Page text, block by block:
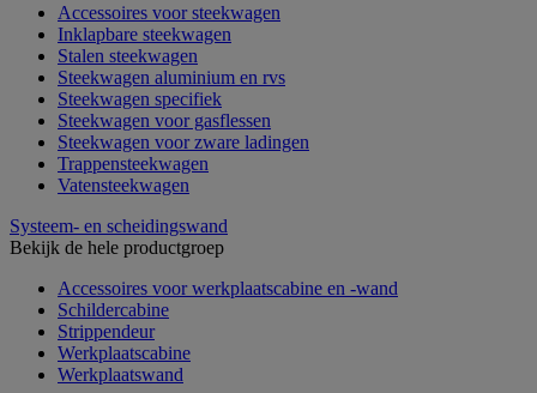
Accessoires voor steekwagen
Inklapbare steekwagen
Stalen steekwagen
Steekwagen aluminium en rvs
Steekwagen specifiek
Steekwagen voor gasflessen
Steekwagen voor zware ladingen
Trappensteekwagen
Vatensteekwagen
Systeem- en scheidingswand
Bekijk de hele productgroep
Accessoires voor werkplaatscabine en -wand
Schildercabine
Strippendeur
Werkplaatscabine
Werkplaatswand